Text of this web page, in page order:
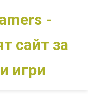
-
сайт за
игри